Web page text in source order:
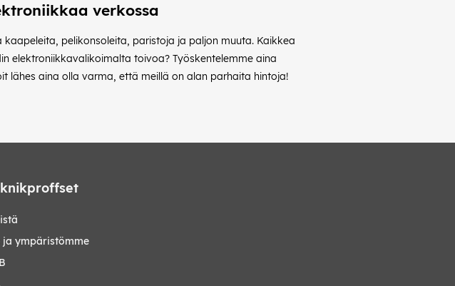
verkossa
pelikonsoleita, paristoja ja paljon muuta. Kaikkea
elektroniikkavalikoimalta toivoa? Työskentelemme aina
lähes aina olla varma, että meillä on alan parhaita hintoja!
ja ympäristömme